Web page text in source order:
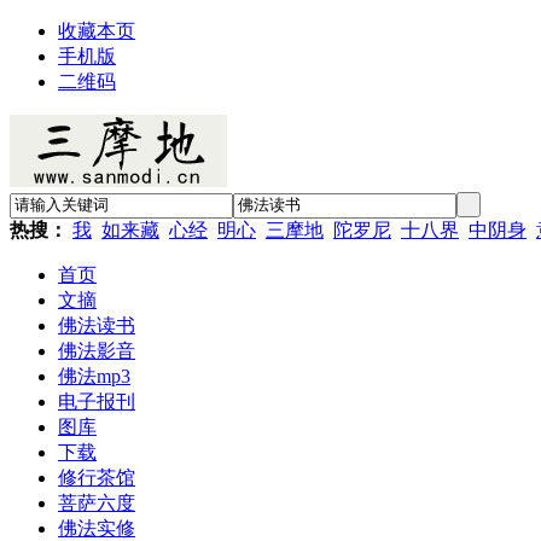
收藏本页
手机版
二维码
热搜： 我 如来藏 心经 明心 三摩地 陀罗尼 十八界 中阴身
首页
文摘
佛法读书
佛法影音
佛法mp3
电子报刊
图库
下载
修行茶馆
菩萨六度
佛法实修